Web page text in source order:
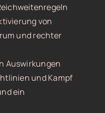
von
und rechter
Auswirkungen
und Kampf
ein